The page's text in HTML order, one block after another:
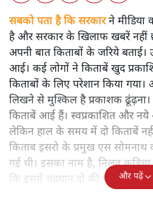
सबको पता है कि सरकारने मीडिया
है और सरकार के खिलाफ खबरें नहीं
अपनी बात किताबों के जरिये
आई। कई लोगों ने किताबें खुद
किताबों के लिए परेशान किया
लिखने से मुश्किल है प्रकाशक
किताबें आई हैं। स्वप्रकाशित और नये
लेकिन हाल के समय में दो किताबें
किताब इसरो के प्रमुख एस
गई थी। इसका नाम है, निलवु
कि इसमें चंद्रयान दो की नाकामी से
और पढ़ें